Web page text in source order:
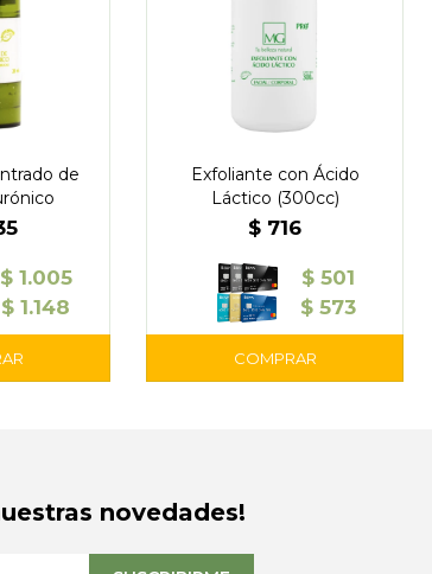
de
$ 1.005
$ 1.148
Exfoliante con Ácido
Láctico (300cc)
$ 716
$ 501
$ 573
novedades!